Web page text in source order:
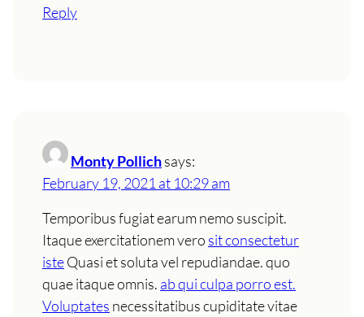
Reply
Monty Pollichsays:
February 19, 2021 at 10:29 am
Temporibus fugiat earum nemo suscipit.
Itaque exercitationem vero sit consectetur
isteQuasi et soluta vel repudiandae. quo
quae itaque omnis. ab qui culpa porro est.
Voluptates necessitatibus cupiditate vitae